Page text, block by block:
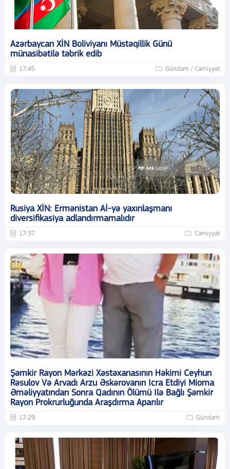
Azərbaycan XİN Boliviyanı Müstəqillik Günü
münasibətilə təbrik edib
17:45 Gündəm / Cəmiyyət
Rusiya XİN: Ermənistan Aİ-yə yaxınlaşmanı
diversifikasiya adlandırmamalıdır
17:37 Cəmiyyət
Şəmkir Rayon Mərkəzi Xəstəxanasının Həkimi Ceyhun
Rəsulov Və Arvadı Arzu Əskərovanın Icra Etdiyi Mioma
Əməliyyatından Sonra Qadının Ölümü Ilə Bağlı Şəmkir
Rayon Prokrurluğunda Araşdırma Aparılır
17:29 Gündəm